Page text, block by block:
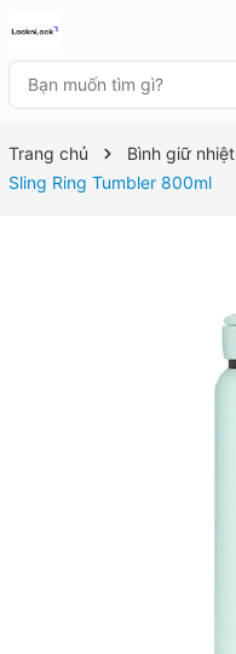
Trang chủ Bình giữ nhiệt
Sling Ring Tumbler 800ml